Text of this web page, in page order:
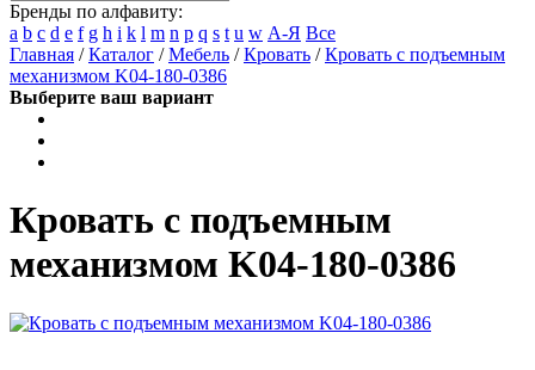
Бренды по алфавиту:
a b c d e f g h i k l m n p q s t u w А-Я Все
Главная /Каталог /Мебель /Кровать /Кровать с подъемным
механизмом K04-180-0386
Выберите ваш вариант
Кровать с подъемным
механизмом K04-180-0386